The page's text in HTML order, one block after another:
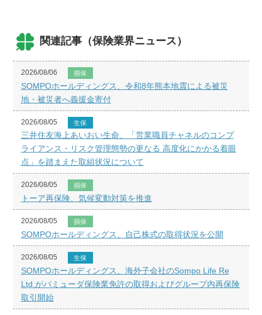
関連記事（保険業界ニュース）
2026/08/06 損保
SOMPOホールディングス、令和8年熊本地震による被災
地・被災者へ義援金寄付
2026/08/05 生保
三井住友海上あいおい生命、「営業職員チャネルのコンプ
ライアンス・リスク管理態勢の更なる 高度化にかかる着眼
点」を踏まえた取組状況について
2026/08/05 損保
トーア再保険、気候変動対策を推進
2026/08/05 損保
SOMPOホールディングス、自己株式の取得状況を公開
2026/08/05 生保
SOMPOホールディングス、海外子会社のSompo Life Re
Ltd.がバミューダ保険業免許の取得およびグループ内再保険
取引開始